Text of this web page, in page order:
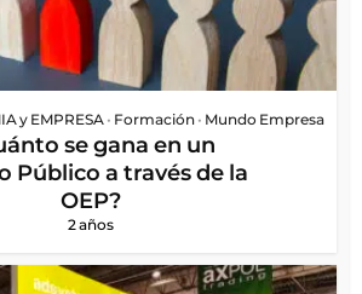
y EMPRESA • Formación • Mundo Empresa
se gana en un
Público a través de la
OEP?
2 años